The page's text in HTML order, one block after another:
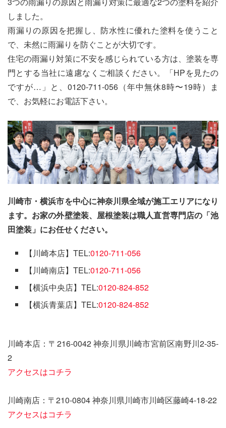
しました。
雨漏りの原因を把握し、防水性に優れた塗料を使うこと
で、未然に雨漏りを防ぐことが大切です。
住宅の雨漏り対策に不安を感じられている方は、塗装を専
門とする当社に遠慮なくご相談ください。「HPを見たの
ですが…」と、0120-711-056（年中無休8時〜19時）ま
で、お気軽にお電話下さい。
川崎市・横浜市を中心に神奈川県全域が施工エリアになり
ます。お家の外壁塗装、屋根塗装は職人直営専門店の「池
田塗装」にお任せください。
【川崎本店】TEL:0120-711-056
【川崎南店】TEL:0120-711-056
【横浜中央店】TEL:0120-824-852
【横浜青葉店】TEL:0120-824-852
川崎本店：〒216-0042 神奈川県川崎市宮前区南野川2-35-
2
アクセスはコチラ
川崎南店：〒210-0804 神奈川県川崎市川崎区藤崎4-18-22
アクセスはコチラ